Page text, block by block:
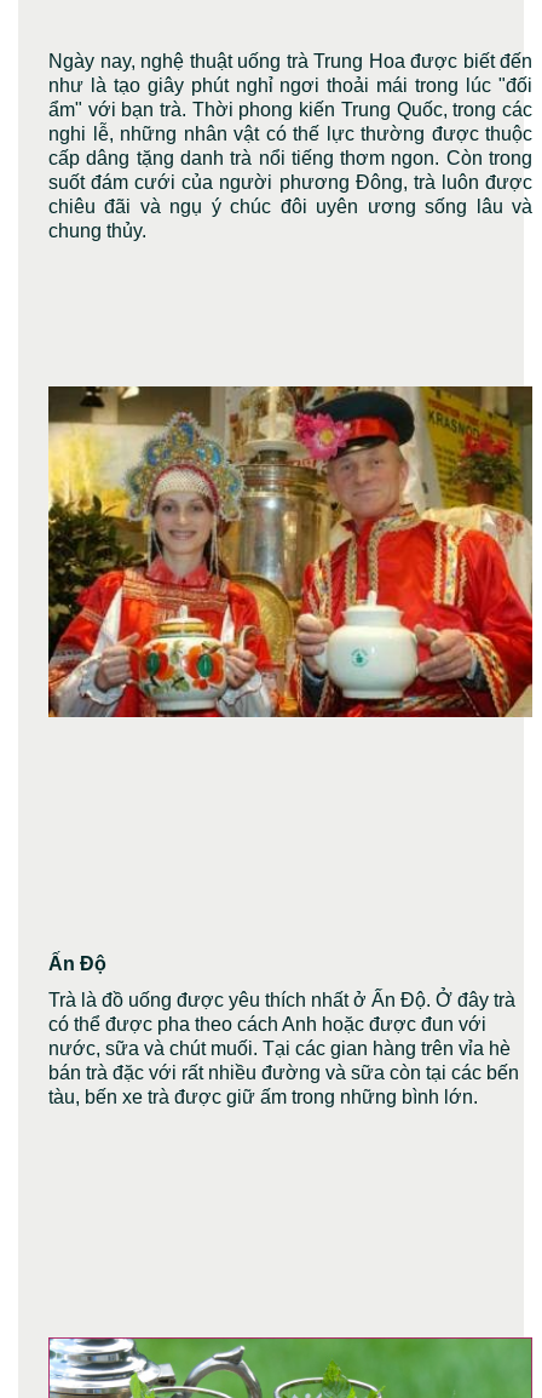
Ngày nay, nghệ thuật uống trà Trung Hoa được biết đến
như là tạo giây phút nghỉ ngơi thoải mái trong lúc "đối
ẩm" với bạn trà. Thời phong kiến Trung Quốc, trong các
nghi lễ, những nhân vật có thế lực thường được thuộc
cấp dâng tặng danh trà nổi tiếng thơm ngon. Còn trong
suốt đám cưới của người phương Đông, trà luôn được
chiêu đãi và ngụ ý chúc đôi uyên ương sống lâu và
chung thủy.
Ấn Độ
Trà là đồ uống được yêu thích nhất ở Ấn Độ. Ở đây trà
có thể được pha theo cách Anh hoặc được đun với
nước, sữa và chút muối. Tại các gian hàng trên vỉa hè
bán trà đặc với rất nhiều đường và sữa còn tại các bến
tàu, bến xe trà được giữ ấm trong những bình lớn.